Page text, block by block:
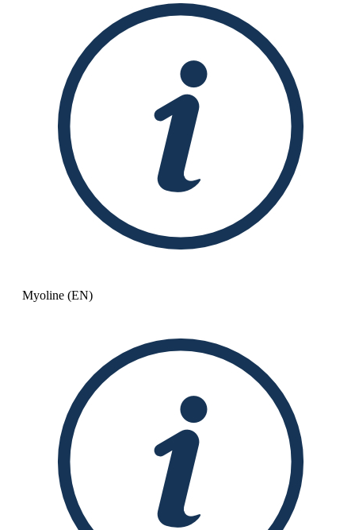
Myoline (EN)